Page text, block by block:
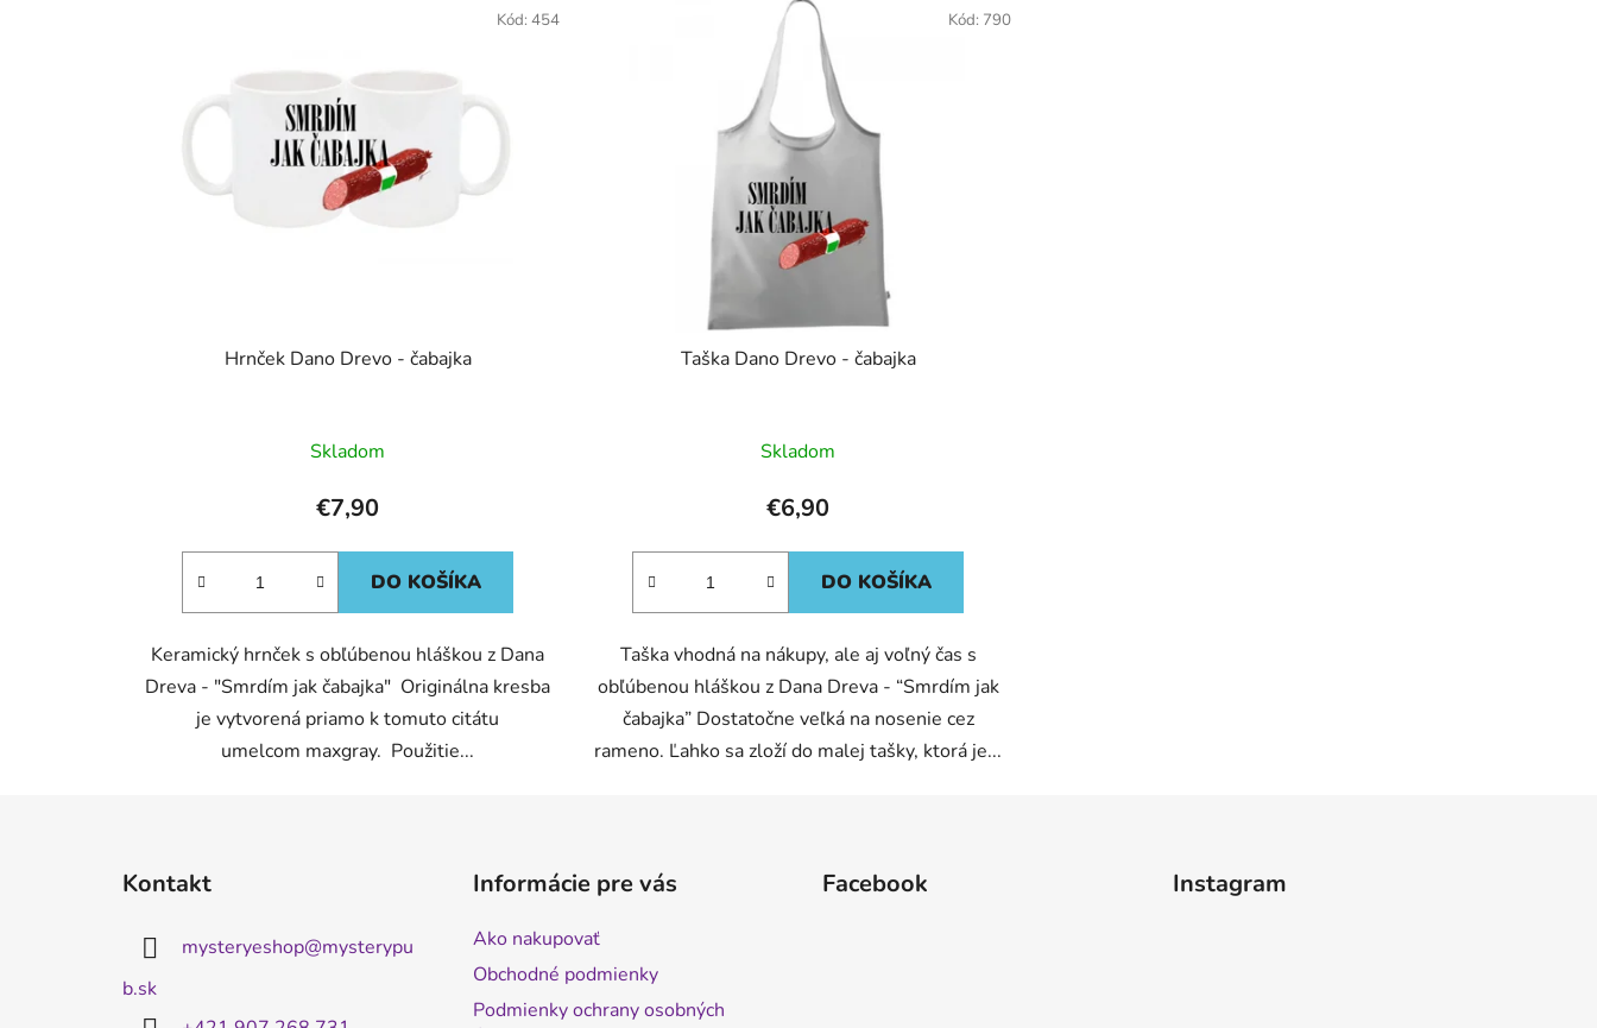
Hrnček Dano Drevo - čabajka
Skladom
€7,90
DO KOŠÍKA
Keramický hrnček s obľúbenou hláškou z Dana
Dreva - "Smrdím jak čabajka" Originálna kresba
je vytvorená priamo k tomuto citátu
umelcom maxgray. Použitie...
Kód:454
Taška Dano Drevo - čabajka
Skladom
€6,90
DO KOŠÍKA
Taška vhodná na nákupy, ale aj voľný čas s
obľúbenou hláškou z Dana Dreva - “Smrdím jak
čabajka” Dostatočne veľká na nosenie cez
rameno. Ľahko sa zloží do malej tašky, ktorá je...
Kód: 790
Kontakt
mysteryeshop@mysterypu
b.sk
Informácie pre vás
Ako nakupovať
Obchodné podmienky
Podmienky ochrany osobných
Facebook Instagram